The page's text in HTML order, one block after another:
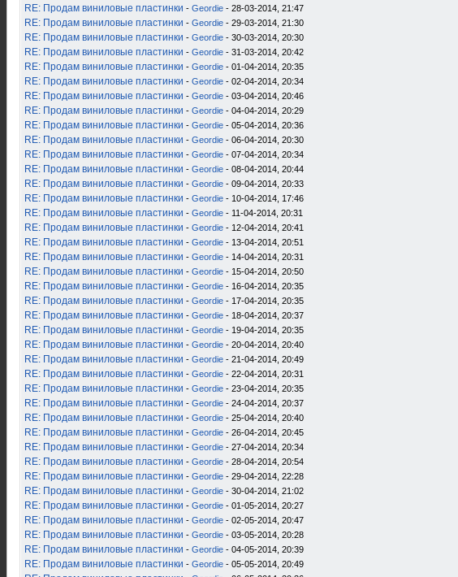
RE: Продам виниловые пластинки - Geordie - 28-03-2014, 21:47
RE: Продам виниловые пластинки - Geordie - 29-03-2014, 21:30
RE: Продам виниловые пластинки - Geordie - 30-03-2014, 20:30
RE: Продам виниловые пластинки - Geordie - 31-03-2014, 20:42
RE: Продам виниловые пластинки - Geordie - 01-04-2014, 20:35
RE: Продам виниловые пластинки - Geordie - 02-04-2014, 20:34
RE: Продам виниловые пластинки - Geordie - 03-04-2014, 20:46
RE: Продам виниловые пластинки - Geordie - 04-04-2014, 20:29
RE: Продам виниловые пластинки - Geordie - 05-04-2014, 20:36
RE: Продам виниловые пластинки - Geordie - 06-04-2014, 20:30
RE: Продам виниловые пластинки - Geordie - 07-04-2014, 20:34
RE: Продам виниловые пластинки - Geordie - 08-04-2014, 20:44
RE: Продам виниловые пластинки - Geordie - 09-04-2014, 20:33
RE: Продам виниловые пластинки - Geordie - 10-04-2014, 17:46
RE: Продам виниловые пластинки - Geordie - 11-04-2014, 20:31
RE: Продам виниловые пластинки - Geordie - 12-04-2014, 20:41
RE: Продам виниловые пластинки - Geordie - 13-04-2014, 20:51
RE: Продам виниловые пластинки - Geordie - 14-04-2014, 20:31
RE: Продам виниловые пластинки - Geordie - 15-04-2014, 20:50
RE: Продам виниловые пластинки - Geordie - 16-04-2014, 20:35
RE: Продам виниловые пластинки - Geordie - 17-04-2014, 20:35
RE: Продам виниловые пластинки - Geordie - 18-04-2014, 20:37
RE: Продам виниловые пластинки - Geordie - 19-04-2014, 20:35
RE: Продам виниловые пластинки - Geordie - 20-04-2014, 20:40
RE: Продам виниловые пластинки - Geordie - 21-04-2014, 20:49
RE: Продам виниловые пластинки - Geordie - 22-04-2014, 20:31
RE: Продам виниловые пластинки - Geordie - 23-04-2014, 20:35
RE: Продам виниловые пластинки - Geordie - 24-04-2014, 20:37
RE: Продам виниловые пластинки - Geordie - 25-04-2014, 20:40
RE: Продам виниловые пластинки - Geordie - 26-04-2014, 20:45
RE: Продам виниловые пластинки - Geordie - 27-04-2014, 20:34
RE: Продам виниловые пластинки - Geordie - 28-04-2014, 20:54
RE: Продам виниловые пластинки - Geordie - 29-04-2014, 22:28
RE: Продам виниловые пластинки - Geordie - 30-04-2014, 21:02
RE: Продам виниловые пластинки - Geordie - 01-05-2014, 20:27
RE: Продам виниловые пластинки - Geordie - 02-05-2014, 20:47
RE: Продам виниловые пластинки - Geordie - 03-05-2014, 20:28
RE: Продам виниловые пластинки - Geordie - 04-05-2014, 20:39
RE: Продам виниловые пластинки - Geordie - 05-05-2014, 20:49